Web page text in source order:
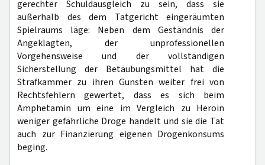
gerechter Schuldausgleich zu sein, dass sie
außerhalb des dem Tatgericht eingeräumten
Spielraums läge: Neben dem Geständnis der
Angeklagten, der unprofessionellen
Vorgehensweise und der vollständigen
Sicherstellung der Betäubungsmittel hat die
Strafkammer zu ihren Gunsten weiter frei von
Rechtsfehlern gewertet, dass es sich beim
Amphetamin um eine im Vergleich zu Heroin
weniger gefährliche Droge handelt und sie die Tat
auch zur Finanzierung eigenen Drogenkonsums
beging.